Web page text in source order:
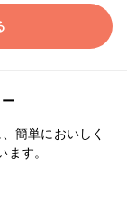
簡単においしく
す。